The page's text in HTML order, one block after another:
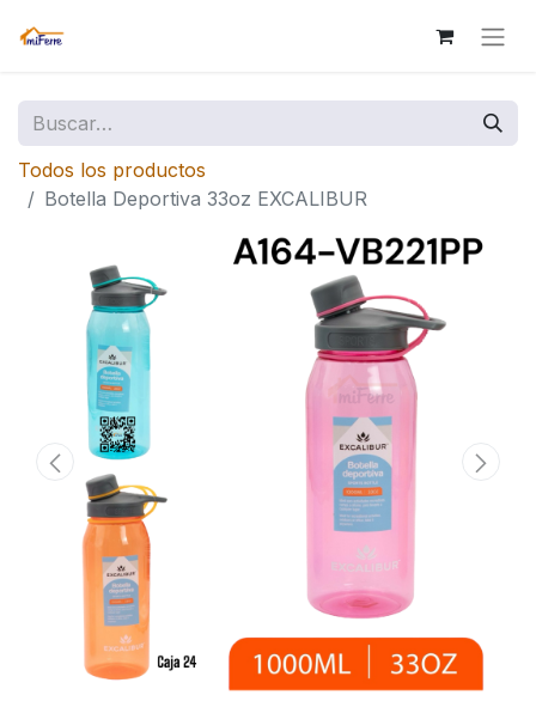
Todos los productos
Botella Deportiva 33oz EXCALIBUR